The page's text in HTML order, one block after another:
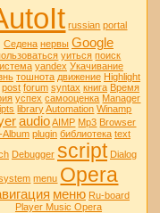
russian portal
Седена нервы Google
уиться поиск
yandex Укачивание
тошнота движение Highlight
post forum syntax книга Время
успех самооценка Manager
library Automation Winamp
audio AIMP Mp3 Browser
Album plugin библиотека text
Debugger script Dialog
menu Opera
меню Ru-board
Player Music Opera